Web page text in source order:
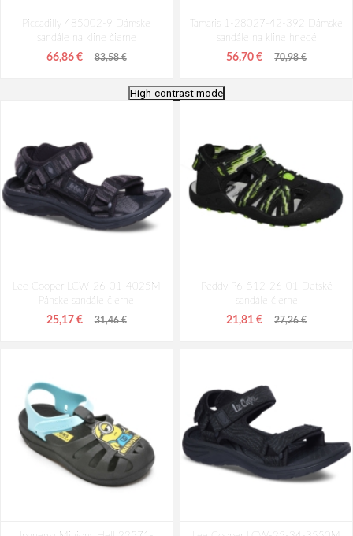
Piccadilly 485002-9 Dámske
sandále na kline čierne
66,86 € 83,58 €
Tamaris 1-28027-42-392 Dámske
sandále na kline hnedé
56,70 € 70,98 €
sandále na kline biele
60,06 €
sandále na kline béžové
60,14 €
High-contrast mode
Lee Cooper LCW-26-01-4025M
Pánske sandále čierne
25,17 € 31,46 €
Peddy P6-512-26-01 Detské
sandále čierne
21,81 € 27,26 €